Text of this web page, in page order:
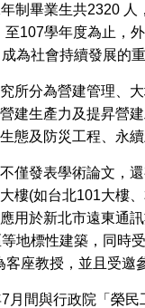
制畢業生共2320
107學年度為止，
為社會持續發展的重
分為營建管理、
建生產力及提昇營
及防災工程、永
發表學術論文，
樓(如台北101大樓
用於新北市遠東通
地標性建築，同時
座教授，並且受邀
間與行政院「榮